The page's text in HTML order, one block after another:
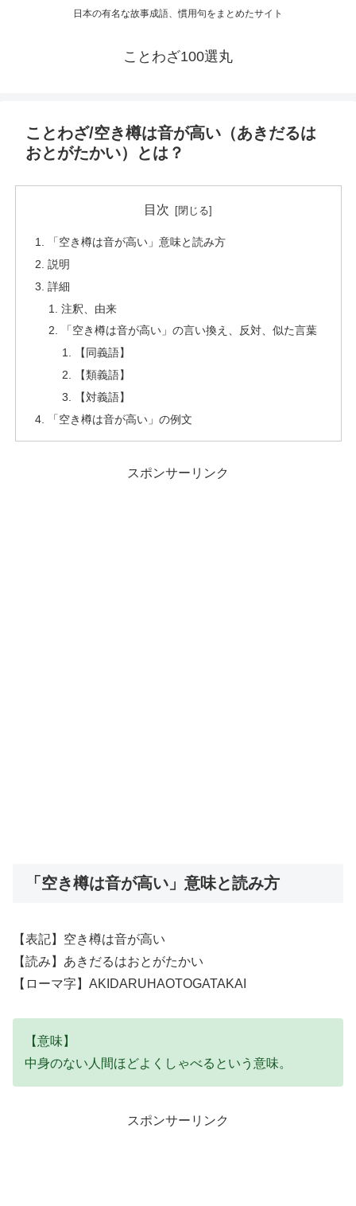
日本の有名な故事成語、慣用句をまとめたサイト
ことわざ100選丸
ことわざ/空き樽は音が高い（あきだるは
おとがたかい）とは？
目次
「空き樽は音が高い」意味と読み方
説明
詳細
注釈、由来
「空き樽は音が高い」の言い換え、反対、似た言葉
【同義語】
【類義語】
【対義語】
「空き樽は音が高い」の例文
スポンサーリンク
「空き樽は音が高い」意味と読み方
【表記】空き樽は音が高い
【読み】あきだるはおとがたかい
【ローマ字】AKIDARUHAOTOGATAKAI
【意味】
中身のない人間ほどよくしゃべるという意味。
スポンサーリンク